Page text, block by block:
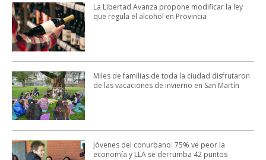
La Libertad Avanza propone modificar la ley
que regula el alcohol en Provincia
Miles de familias de toda la ciudad disfrutaron
de las vacaciones de invierno en San Martín
Jóvenes del conurbano: 75% ve peor la
economía y LLA se derrumba 42 puntos